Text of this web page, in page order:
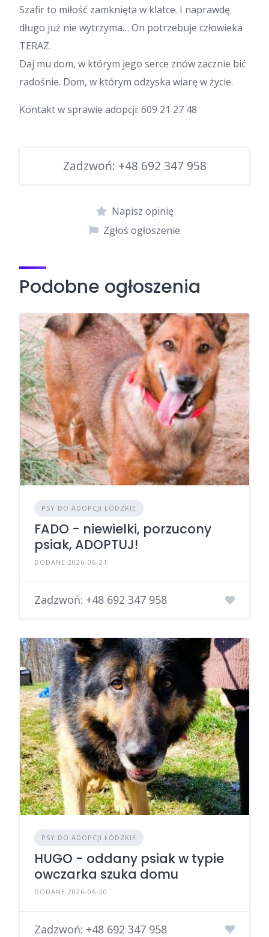
Szafir to miłość zamknięta w klatce. I naprawdę
długo już nie wytrzyma… On potrzebuje człowieka
TERAZ.
Daj mu dom, w którym jego serce znów zacznie bić
radośnie. Dom, w którym odzyska wiarę w życie.
Kontakt w sprawie adopcji: 609 21 27 48
Zadzwoń: +48 692 347 958
Napisz opinię
Zgłoś ogłoszenie
Podobne ogłoszenia
PSY DO ADOPCJI ŁÓDZKIE
FADO - niewielki, porzucony
psiak, ADOPTUJ!
DODANE 2026-06-21
Zadzwoń: +48 692 347 958
PSY DO ADOPCJI ŁÓDZKIE
HUGO - oddany psiak w typie
owczarka szuka domu
DODANE 2026-06-20
Zadzwoń: +48 692 347 958